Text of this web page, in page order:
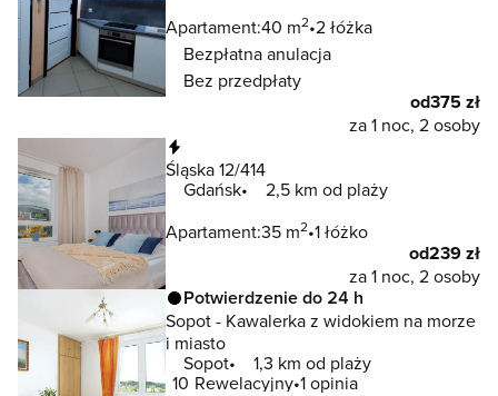
Apartament:40 m2 2 łóżka
Bezpłatna anulacja
Bez przedpłaty
od375 zł
za 1 noc, 2 osoby
Śląska 12/414
Gdańsk
2,5 km od plaży
Apartament:35 m2 1 łóżko
od239 zł
za 1 noc, 2 osoby
Potwierdzenie do 24 h
Sopot - Kawalerka z widokiem na morze
i miasto
Sopot
1,3 km od plaży
10 Rewelacyjny 1 opinia